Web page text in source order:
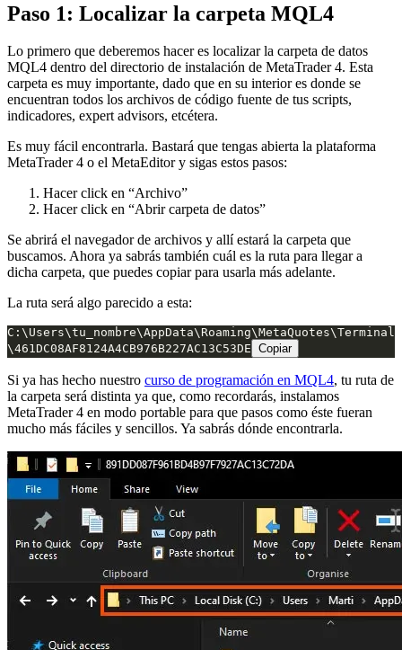
Paso 1: Localizar la carpeta MQL4
Lo primero que deberemos hacer es localizar la carpeta de datos
MQL4 dentro del directorio de instalación de MetaTrader 4. Esta
carpeta es muy importante, dado que en su interior es donde se
encuentran todos los archivos de código fuente de tus scripts,
indicadores, expert advisors, etcétera.
Es muy fácil encontrarla. Bastará que tengas abierta la plataforma
MetaTrader 4 o el MetaEditor y sigas estos pasos:
Hacer click en “Archivo”
Hacer click en “Abrir carpeta de datos”
Se abrirá el navegador de archivos y allí estará la carpeta que
buscamos. Ahora ya sabrás también cuál es la ruta para llegar a
dicha carpeta, que puedes copiar para usarla más adelante.
La ruta será algo parecido a esta:
C:\Users\tu_nombre\AppData\Roaming\MetaQuotes\Terminal
\461DC08AF8124A4CB976B227AC13C53DE Copiar
Si ya has hecho nuestro curso de programación en MQL4, tu ruta de
la carpeta será distinta ya que, como recordarás, instalamos
MetaTrader 4 en modo portable para que pasos como éste fueran
mucho más fáciles y sencillos. Ya sabrás dónde encontrarla.